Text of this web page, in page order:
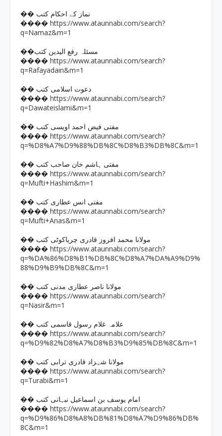
�� نماز کے احکام کتب
���� https://www.ataunnabi.com/search?
q=Namaz&m=1
��مسئلہ رفع الیدین کتب
���� https://www.ataunnabi.com/search?
q=Rafayadain&m=1
�� دعوت اسلامی کتب
���� https://www.ataunnabi.com/search?
q=Dawateislami&m=1
�� مفتی فیض احمد اویسی کتب
���� https://www.ataunnabi.com/search?
q=%D8%A7%D9%88%DB%8C%D8%B3%DB%8C&m=1
�� مفتی ہاشم خان صاحب کتب
���� https://www.ataunnabi.com/search?
q=Mufti+Hashim&m=1
�� مفتی انس عطاری کتب
���� https://www.ataunnabi.com/search?
q=Mufti+Anas&m=1
�� مولانا محمد افروز قادری چریاکوٹی کتب
���� https://www.ataunnabi.com/search?
q=%DA%86%D8%B1%DB%8C%D8%A7%DA%A9%D9%
88%D9%B9%DB%8C&m=1
�� مولانا ناصر عطاری مدنی کتب
���� https://www.ataunnabi.com/search?
q=Nasir&m=1
�� علامہ غلام رسول قاسمی کتب
���� https://www.ataunnabi.com/search?
q=%D9%82%D8%A7%D8%B3%D9%85%DB%8C&m=1
�� مولانا شہزاد قادری ترابی کتب
���� https://www.ataunnabi.com/search?
q=Turabi&m=1
�� امام یوسف بن اسماعیل نبہانی کتب
���� https://www.ataunnabi.com/search?
q=%D9%86%D8%A8%DB%81%D8%A7%D9%86%DB%
8C&m=1